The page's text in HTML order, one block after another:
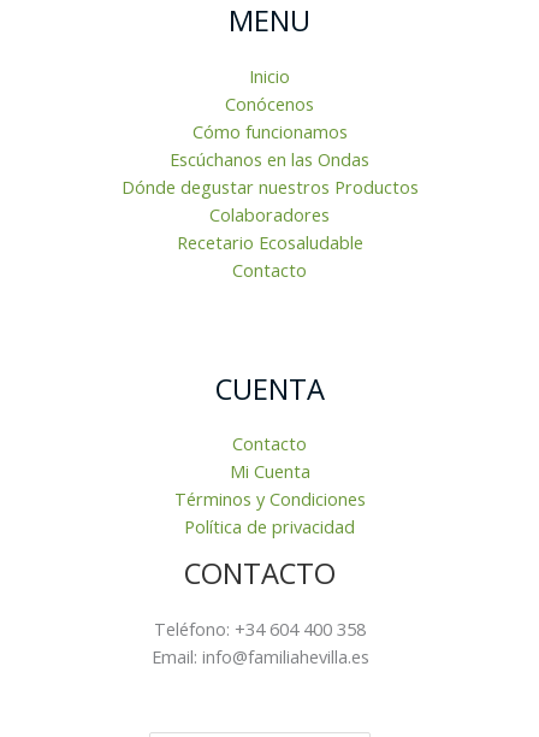
MENU
Inicio
Conócenos
Cómo funcionamos
Escúchanos en las Ondas
Dónde degustar nuestros Productos
Colaboradores
Recetario Ecosaludable
Contacto
CUENTA
Contacto
Mi Cuenta
Términos y Condiciones
Política de privacidad
CONTACTO
Teléfono: +34 604 400 358
Email: info@familiahevilla.es